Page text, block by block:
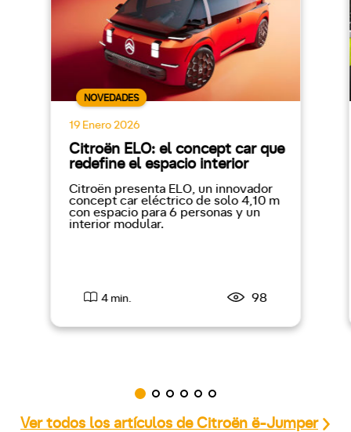
NOVEDADES
19 Enero 2026
Citroën ELO: el concept car que
redefine el espacio interior
Citroën presenta ELO, un innovador
concept car eléctrico de solo 4,10 m
con espacio para 6 personas y un
interior modular.
4 min. 98
Ver todos los artículos de Citroën ë-Jumper